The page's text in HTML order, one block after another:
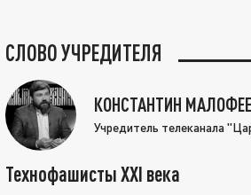
СЛОВО УЧРЕДИТЕЛЯ
КОНСТАНТИН
Учредитель телеканала
Технофашисты XXI века